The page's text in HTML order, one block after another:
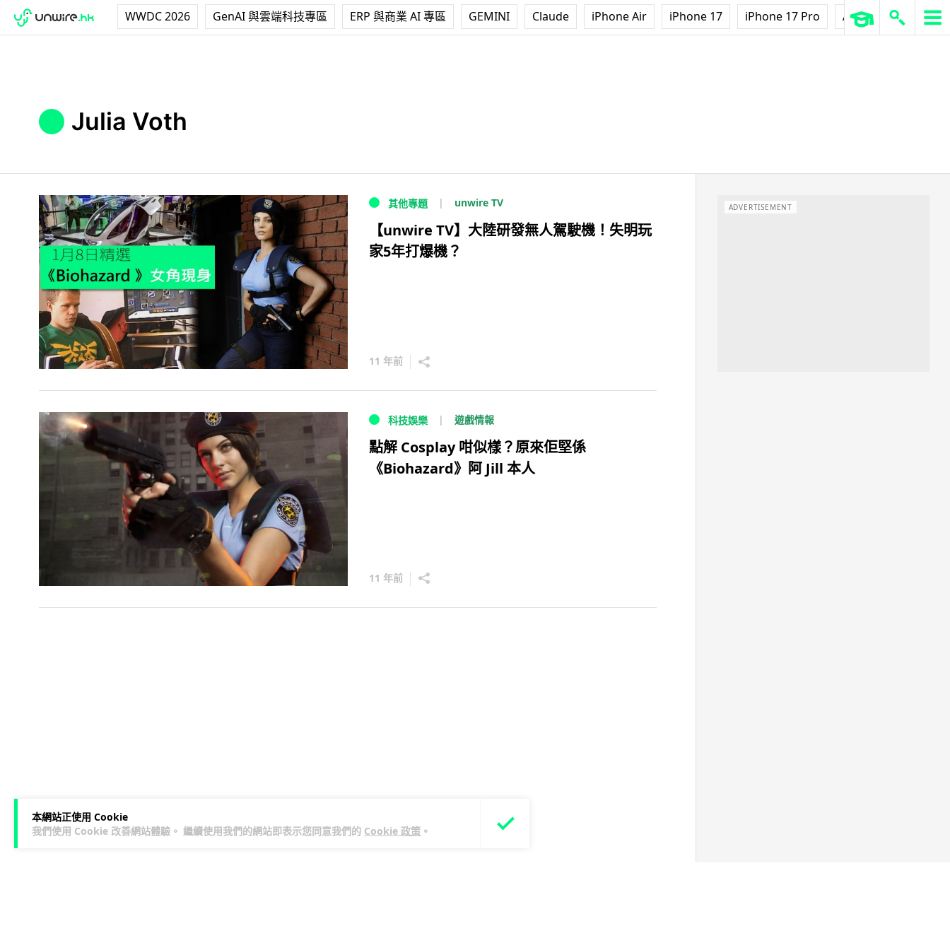
WWDC 2026 GenAI 與雲端科技專區 ERP 與商業 AI 專區 GEMINI Claude iPhone Air iPhone 17 iPhone 17 Pro AirPods Pro 3
本網站正使用 Cookie
我們使用 Cookie 改善網站體驗。 繼續使用我們的網站即表示您同意我們的 Cookie 政策 。
Julia Voth
其他專題 unwire TV
【unwire TV】大陸研發無人駕駛機！失明玩
家5年打爆機？
11 年前
科技娛樂 遊戲情報
點解 Cosplay 咁似樣？原來佢堅係
《Biohazard》阿 Jill 本人
11 年前
ADVERTISEMENT